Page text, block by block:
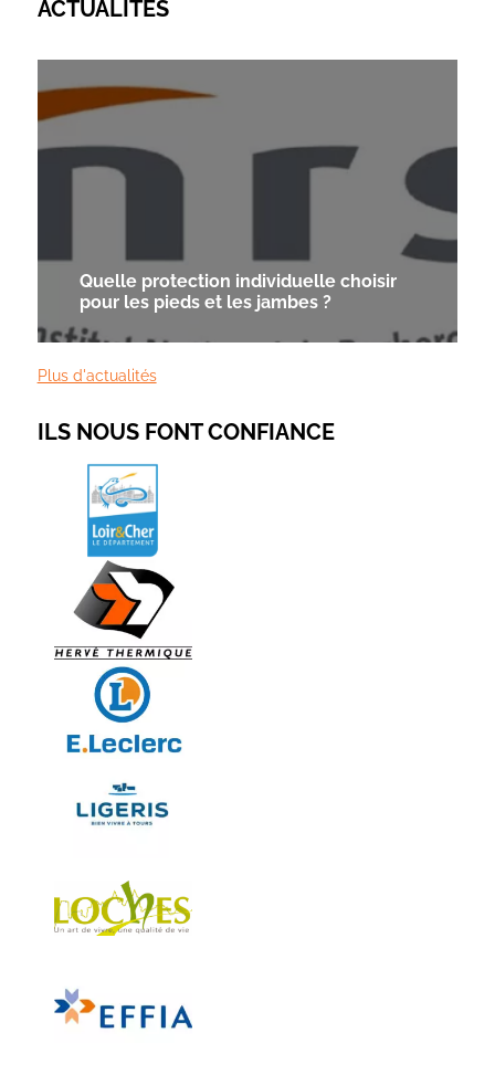
ACTUALITÉS
Quelle protection individuelle choisir
pour les pieds et les jambes ?
Plus d'actualités
ILS NOUS FONT CONFIANCE